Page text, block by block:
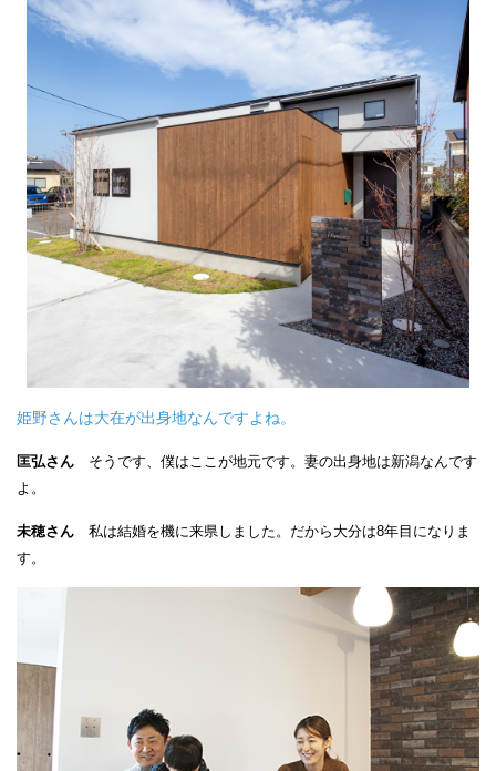
姫野さんは大在が出身地なんですよね。
匡弘さん そうです、僕はここが地元です。妻の出身地は新潟なんです
よ。
未穂さん 私は結婚を機に来県しました。だから大分は8年目になりま
す。